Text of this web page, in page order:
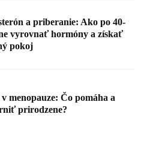
a priberanie: Ako po 40-
vyrovnať hormóny a získať
pokoj
menopauze: Čo pomáha a
prirodzene?